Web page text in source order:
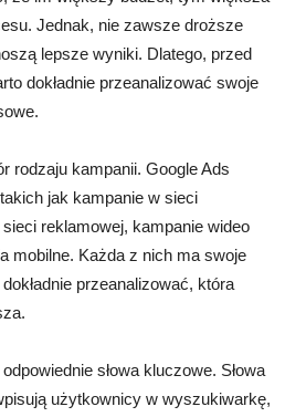
Jednak, nie zawsze droższe
lepsze wyniki. Dlatego, przed
dokładnie przeanalizować swoje
rodzaju kampanii. Google Ads
jak kampanie w sieci
reklamowej, kampanie wideo
mobilne. Każda z nich ma swoje
przeanalizować, która
słowa kluczowe. Słowa
użytkownicy w wyszukiwarkę,